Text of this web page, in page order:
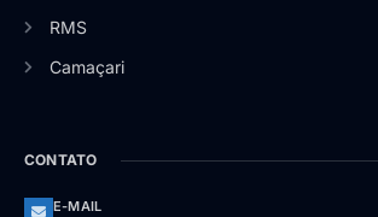
RMS
Camaçari
CONTATO
E-MAIL